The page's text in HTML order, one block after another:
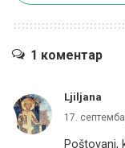
1 коментар
Ljiljana
17.
Poštovani,